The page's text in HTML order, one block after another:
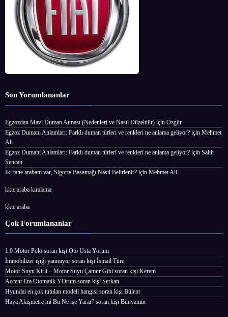
Son Yorumlananlar
Egzozdan Mavi Duman Atması (Nedenleri ve Nasıl Düzeltilir) için Özgür
Egzoz Dumanı Anlamları: Farklı duman türleri ve renkleri ne anlama geliyor? için Mehmet
Ali
Egzoz Dumanı Anlamları: Farklı duman türleri ve renkleri ne anlama geliyor? için Salih
Sencan
İki tane arabam var, Sigorta Basamağı Nasıl Belirlenir? için Mehmet Ali
kktc araba kiralama
kktc araba
Çok Forumlananlar
1.0 Motor Polo soran kişi Oto Usta Yorum
İmmobilizer ışığı yanmıyor soran kişi İsmail Türe
Motor Suyu Kirli – Motor Suyu Çamur Gibi soran kişi Kerem
Accent Era Otomatik YOrum soran kişi Serkan
Hyundai en çok tutulan modeli hangisi soran kişi Bülent
Hava Akışmetre mi Bu Ne işe Yarar? soran kişi Bünyamin